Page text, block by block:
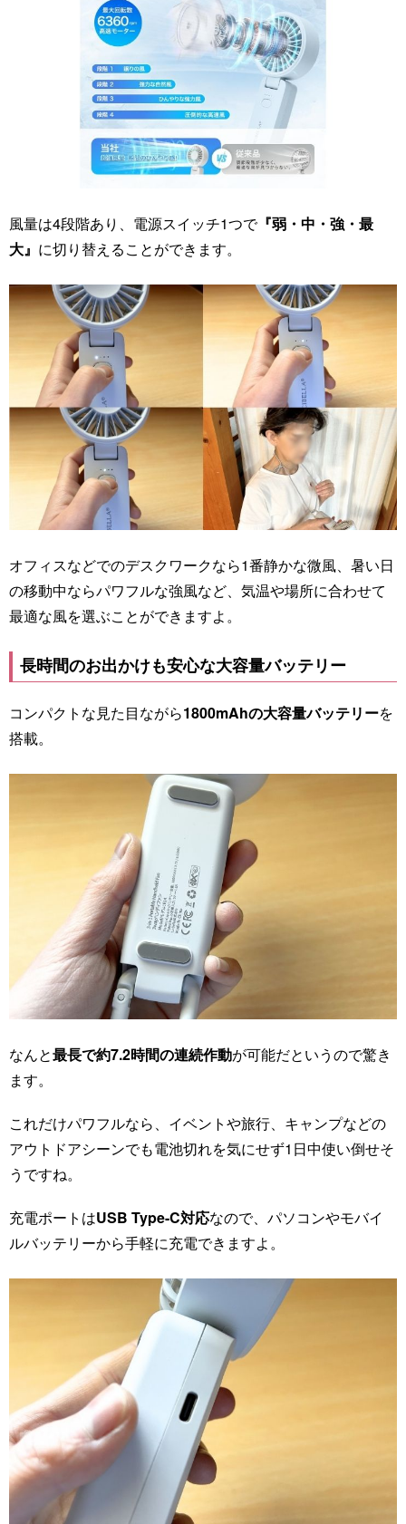
風量は4段階あり、電源スイッチ1つで『弱・中・強・最
大』 に切り替えることができます。
オフィスなどでのデスクワークなら1番静かな微風、暑い日
の移動中ならパワフルな強風など、気温や場所に合わせて
最適な風を選ぶことができますよ。
長時間のお出かけも安心な大容量バッテリー
コンパクトな見た目ながら1800mAhの大容量バッテリーを
搭載。
なんと最長で約7.2時間の連続作動が可能だというので驚き
ます。
これだけパワフルなら、イベントや旅行、キャンプなどの
アウトドアシーンでも電池切れを気にせず1日中使い倒せそ
うですね。
充電ポートはUSB Type-C対応なので、パソコンやモバイ
ルバッテリーから手軽に充電できますよ。